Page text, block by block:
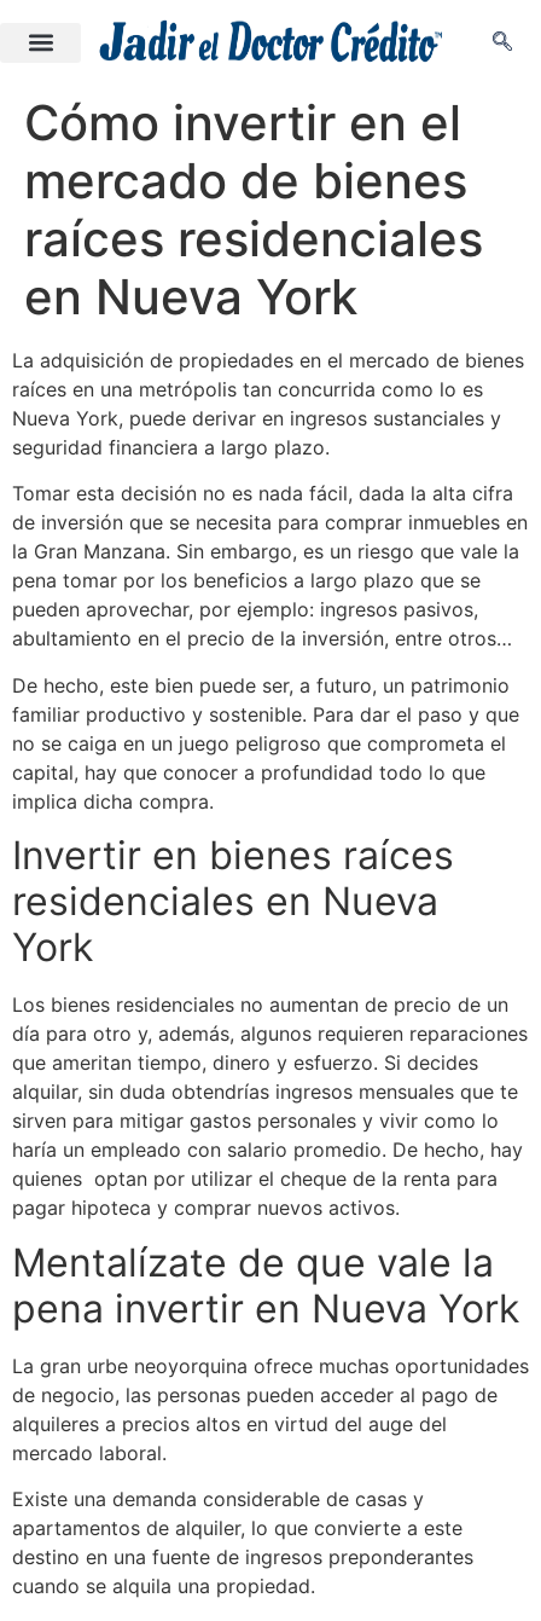
Cómo invertir en el
mercado de bienes
raíces residenciales
en Nueva York
La adquisición de propiedades en el mercado de bienes
raíces en una metrópolis tan concurrida como lo es
Nueva York, puede derivar en ingresos sustanciales y
seguridad financiera a largo plazo.
Tomar esta decisión no es nada fácil, dada la alta cifra
de inversión que se necesita para comprar inmuebles en
la Gran Manzana. Sin embargo, es un riesgo que vale la
pena tomar por los beneficios a largo plazo que se
pueden aprovechar, por ejemplo: ingresos pasivos,
abultamiento en el precio de la inversión, entre otros…
De hecho, este bien puede ser, a futuro, un patrimonio
familiar productivo y sostenible. Para dar el paso y que
no se caiga en un juego peligroso que comprometa el
capital, hay que conocer a profundidad todo lo que
implica dicha compra.
Invertir en bienes raíces
residenciales en Nueva
York
Los bienes residenciales no aumentan de precio de un
día para otro y, además, algunos requieren reparaciones
que ameritan tiempo, dinero y esfuerzo. Si decides
alquilar, sin duda obtendrías ingresos mensuales que te
sirven para mitigar gastos personales y vivir como lo
haría un empleado con salario promedio. De hecho, hay
quienes optan por utilizar el cheque de la renta para
pagar hipoteca y comprar nuevos activos.
Mentalízate de que vale la
pena invertir en Nueva York
La gran urbe neoyorquina ofrece muchas oportunidades
de negocio, las personas pueden acceder al pago de
alquileres a precios altos en virtud del auge del
mercado laboral.
Existe una demanda considerable de casas y
apartamentos de alquiler, lo que convierte a este
destino en una fuente de ingresos preponderantes
cuando se alquila una propiedad.